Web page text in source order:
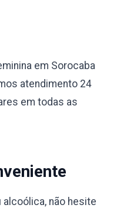
em Sorocaba
atendimento 24
em todas as
não hesite